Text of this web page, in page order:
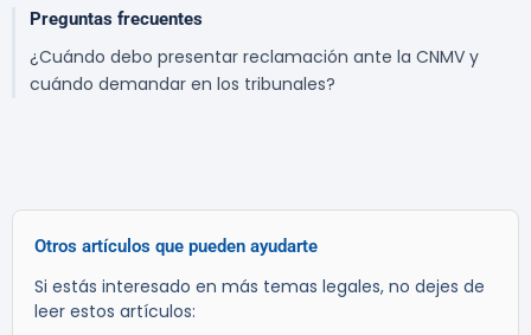
Preguntas frecuentes
¿Cuándo debo presentar reclamación ante la CNMV y
cuándo demandar en los tribunales?
Otros artículos que pueden ayudarte
Si estás interesado en más temas legales, no dejes de
leer estos artículos: